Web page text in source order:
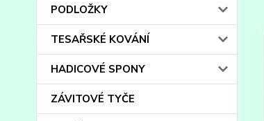
PODLOŽKY
TESAŘSKÉ KOVÁNÍ
HADICOVÉ SPONY
ZÁVITOVÉ TYČE